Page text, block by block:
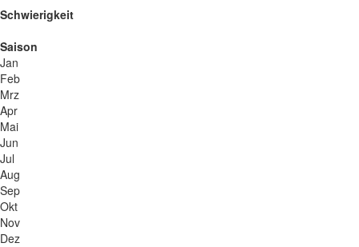
Schwierigkeit
Saison
Jan
Feb
Mrz
Apr
Mai
Jun
Jul
Aug
Sep
Okt
Nov
Dez